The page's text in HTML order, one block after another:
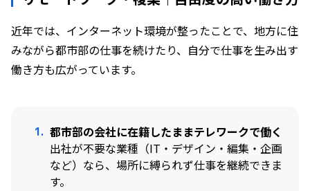
近年では、インターネット環境が整ったことで、地方に住
みながら都市部の仕事を続けたり、自分で仕事を生み出す
働き方も広がっています。
都市部の会社に在籍したままテレワークで働く
出社が不要な業種（IT・デザイン・編集・企画
など）なら、場所に縛られず仕事を継続できま
す。